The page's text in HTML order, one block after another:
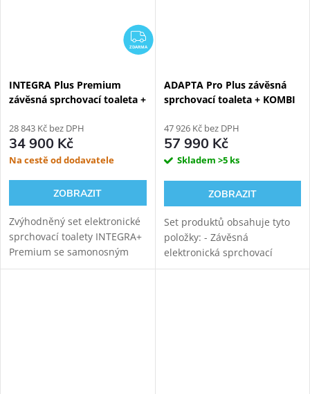
ZDARMA
ZDARMA
INTEGRA Plus Premium
závěsná sprchovací toaleta +
28 843 Kč bez DPH
34 900 Kč
Na cestě od dodavatele
ZOBRAZIT
Zvýhodněný set elektronické
sprchovací toalety INTEGRA+
Premium se samonosným
bílým sanitárním modulem
ADAPTA Pro Plus závěsná
sprchovací toaleta + KOMBI
viditelný WC modul
47 926 Kč bez DPH
57 990 Kč
Skladem >5 ks
ZOBRAZIT
Set produktů obsahuje tyto
položky: - Závěsná
elektronická sprchovací
toaleta WATERGATE ADAPTA